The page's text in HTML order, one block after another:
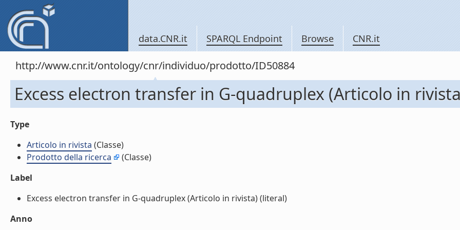
data.CNR.it SPARQL Endpoint Browse CNR.it
http://www.cnr.it/ontology/cnr/individuo/prodotto/ID50884
Excess electron transfer in G-quadruplex (Articolo in
Type
Articolo in rivista (Classe)
Prodotto della ricerca
(Classe)
Label
Excess electron transfer in G-quadruplex (Articolo in rivista) (literal)
Anno